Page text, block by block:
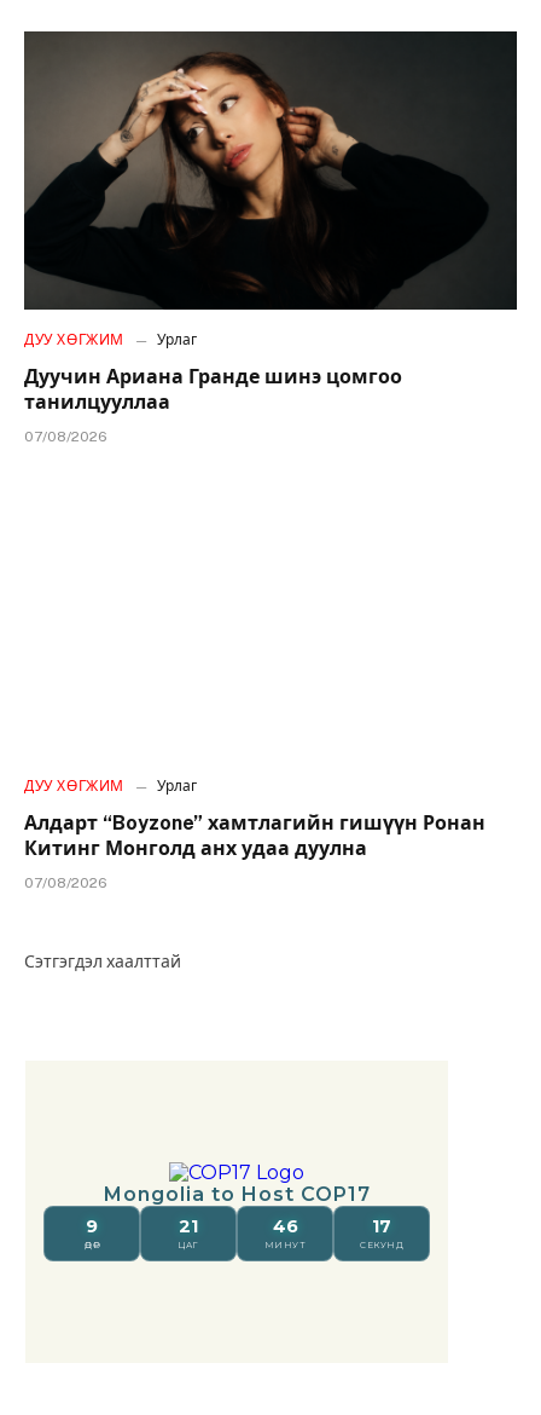
ДУУ ХӨГЖИМ Урлаг
Дуучин Ариана Гранде шинэ цомгоо
танилцууллаа
07/08/2026
ДУУ ХӨГЖИМ Урлаг
Алдарт “Boyzone” хамтлагийн гишүүн Ронан
Китинг Монголд анх удаа дуулна
07/08/2026
Сэтгэгдэл хаалттай